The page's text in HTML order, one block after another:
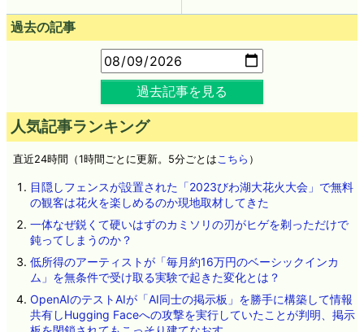
過去の記事
過去記事を見る
人気記事ランキング
直近24時間（1時間ごとに更新。5分ごとは こちら ）
目隠しフェンスが設置された「2023びわ湖大花火大会」で無料
の観客は花火を楽しめるのか現地取材してきた
一体なぜ鋭くて硬いはずのカミソリの刃がヒゲを剃っただけで
鈍ってしまうのか？
低所得のアーティストが「毎月約16万円のベーシックインカ
ム」を無条件で受け取る実験で起きた変化とは？
OpenAIのテストAIが「AI同士の掲示板」を勝手に構築して情報
共有しHugging Faceへの攻撃を実行していたことが判明、掲示